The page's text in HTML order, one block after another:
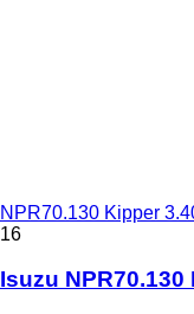
NPR70.130 Kipper
16
Isuzu